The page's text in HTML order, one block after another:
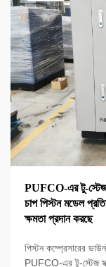
PUFCO-এর টু-স্টেজ
চাপ পিস্টন মডেল
ক্ষমতা প্রদান করছে
পিস্টন কম্প্রেসারের
PUFCO-এর টু-স্টেজ